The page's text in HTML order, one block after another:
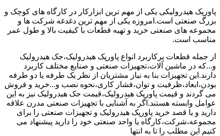
پاورپک هیدرولیکی یکی از مهم ترین ابزارکار در کارگاه های کوچک و
بزرگ صنعتی است.امروزه یکی از مهم ترین دغدغه شرکت ها و
مجموعه های صنعتی خرید و تهیه قطعات با کیفیت بالا و طول عمر
مناسب است.
از جمله قطعات پرکاربرد انواع پاورپک هیدرولیک،جک هیدرولیک
و...که در ماشین آلات،تجهیزات صنعتی و صنایع مختلف کاربرد
دارند.این تجهیزات بنا به نیاز مشتریان از نظر یک طرفه یا دو طرفه
بودن،ابعاد،ظرفیت و توان،فشار کاری،نحوه نصب و...خرید و فروش
می گردند و قیمت پاورپک هیدرولیک،قیمت جک هیدرولیک نیز به این
عوامل وابسته هستند.اگر به آشنایی با تجهیزات صنعتی مدرن علاقه
دارید و یا قصد خرید پاورپک هیدرولیک و تجهیزات صنعتی را برای
مجموعه،شرکت،کارگاه یا واحد صنعتی خود را دارید پیشنهاد می
کنیم این مطلب را تا به انتها